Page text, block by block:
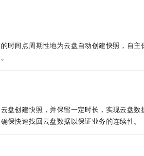
时间点周期性地为云盘自动创建快照，自
盘创建快照，并保留一定时长，实现云盘
保快速找回云盘数据以保证业务的连续性。